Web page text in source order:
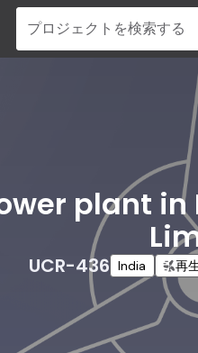
plant
UCR-436 India 再